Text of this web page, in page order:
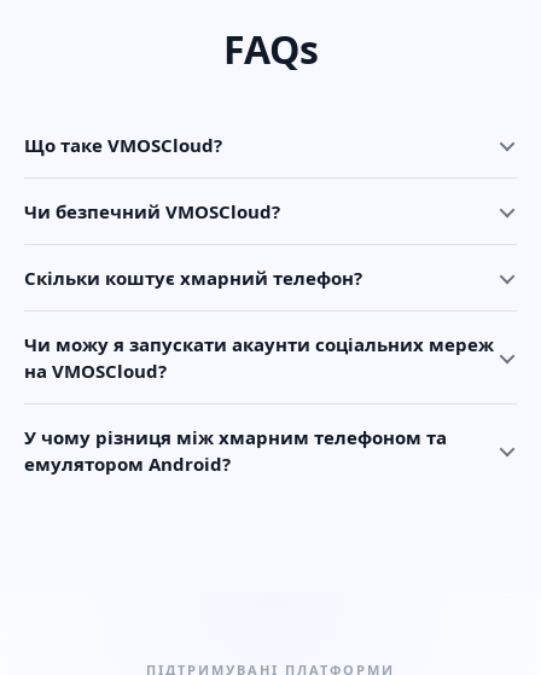
FAQs
Що таке VMOSCloud?
Чи безпечний VMOSCloud?
Скільки коштує хмарний телефон?
Чи можу я запускати акаунти соціальних мереж
на VMOSCloud?
У чому різниця між хмарним телефоном та
емулятором Android?
ПІДТРИМУВАНІ ПЛАТФОРМИ